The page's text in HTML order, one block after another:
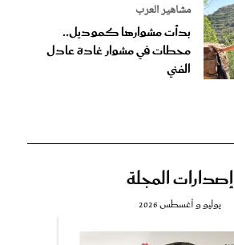
مشاهير العرب
بدأت مشوارها كموديل..
محطات في مشوار غادة عادل
الفني
إصدارات المجلة
يوليو و أغسطس 2026